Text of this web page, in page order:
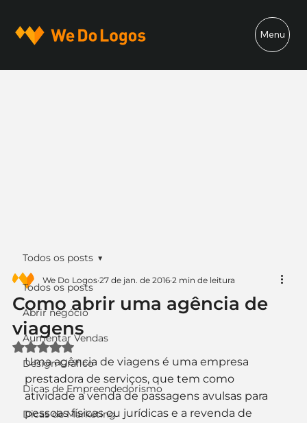
Menu
Todos os posts
Abrir negócio
Aumentar Vendas
Design Gráfico
Dicas de Empreendedorismo
Dicas de Marketing
Todos os posts
Como abrir uma agência de
viagens
We Do Logos 27 de jan. de 2016 2 min de leitura
Avaliado com NaN de 5 estrelas.
Uma agência de viagens é uma empresa
prestadora de serviços, que tem como
atividade a venda de passagens avulsas para
pessoas físicas ou jurídicas e a revenda de